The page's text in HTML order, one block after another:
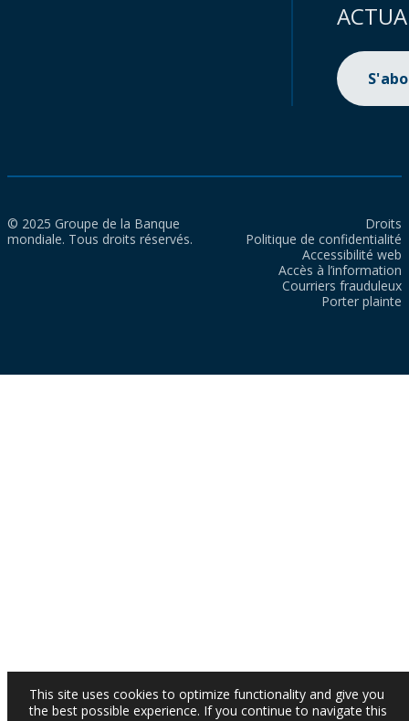
© 2025 Groupe de la Banque
mondiale. Tous droits réservés.
Droits
Politique de confidentialité
Accessibilité web
Accès à l’information
Courriers frauduleux
Porter plainte
This site uses cookies to optimize functionality and give you
the best possible experience. If you continue to navigate this